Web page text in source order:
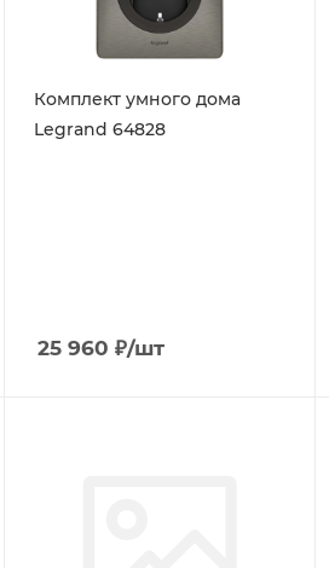
Комплект умного дома
Legrand 64828
25 960 ₽/шт